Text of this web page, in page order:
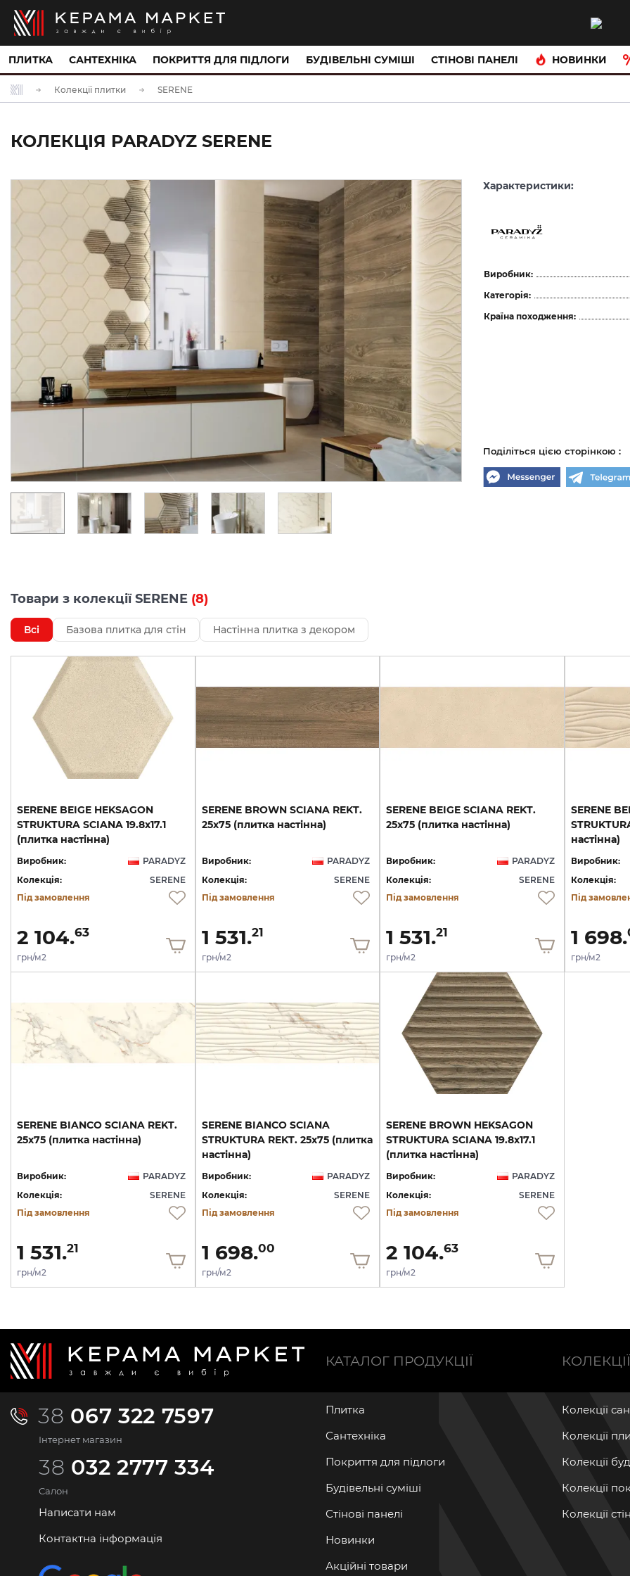
ПЛИТКА САНТЕХНІКА ПОКРИТТЯ ДЛЯ ПІДЛОГИ БУДІВЕЛЬНІ СУМІШІ CТІНОВІ ПАНЕЛІ НОВИНКИ
Колекції плитки SERENE
КОЛЕКЦІЯ PARADYZ SERENE
Характеристики:
Виробник:
Категорія:
Країна походження:
Поділіться цією сторінкою :
Товари з колекції SERENE (8)
Всі Базова плитка для стін Настінна плитка з декором
SERENE BEIGE HEKSAGON
STRUKTURA SCIANA 19.8х17.1
(плитка настінна)
Виробник:
PARADYZ
Колекція:
SERENE
Під замовлення
2 104.63
грн/м2
SERENE BROWN SCIANA REKT.
25х75 (плитка настінна)
Виробник:
PARADYZ
Колекція:
SERENE
Під замовлення
1 531.21
грн/м2
SERENE BEIGE SCIANA REKT.
25х75 (плитка настінна)
Виробник:
PARADYZ
Колекція:
SERENE
Під замовлення
1 531.21
грн/м2
SERENE
настінна)
Виробник:
Колекція:
Під
1 698.
грн/м2
SERENE BIANCO SCIANA REKT.
25х75 (плитка настінна)
Виробник:
PARADYZ
Колекція:
SERENE
Під замовлення
1 531.21
грн/м2
SERENE BIANCO SCIANA
STRUKTURA REKT. 25х75 (плитка
настінна)
Виробник:
PARADYZ
Колекція:
SERENE
Під замовлення
1 698.00
грн/м2
SERENE BROWN HEKSAGON
STRUKTURA SCIANA 19.8х17.1
(плитка настінна)
Виробник:
PARADYZ
Колекція:
SERENE
Під замовлення
2 104.63
грн/м2
38 067 322 7597
Інтернет магазин
38 032 2777 334
Салон
Написати нам
Контактна інформація
КАТАЛОГ ПРОДУКЦІЇ
Плитка
Сантехніка
Покриття для підлоги
Будівельні суміші
Стінові панелі
Новинки
Акційні товари
КОЛЕКЦІЇ
Колекції
Колекції
Колекції
Колекції
Колекції